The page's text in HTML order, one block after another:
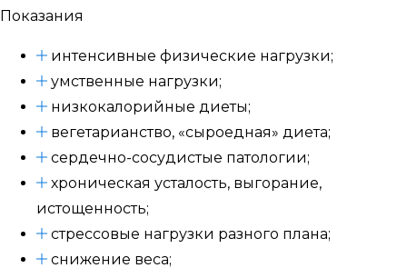
Показания
интенсивные физические нагрузки;
умственные нагрузки;
низкокалорийные диеты;
вегетарианство, «сыроедная» диета;
сердечно-сосудистые патологии;
хроническая усталость, выгорание,
истощенность;
стрессовые нагрузки разного плана;
снижение веса;